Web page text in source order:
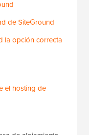
de SiteGround
la opción correcta
el hosting de